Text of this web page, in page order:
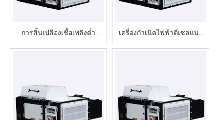
การสิ้นเปลืองเชื้อเพลิงต่ำ
20UDM เครื่องกำเนิดไฟฟ้า
เครื่องกำเนิดไฟฟ้าดีเซลแบบ
Underslung Dual Container